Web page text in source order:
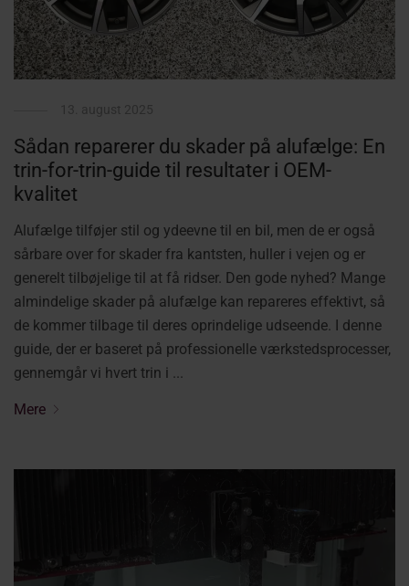
Sådan reparerer du skader på alufælge: En
trin-for-trin-guide til resultater i OEM-
kvalitet
Alufælge tilføjer stil og ydeevne til en bil, men de er også
sårbare over for skader fra kantsten, huller i vejen og er
generelt tilbøjelige til at få ridser. Den gode nyhed? Mange
almindelige skader på alufælge kan repareres effektivt, så
de kommer tilbage til deres oprindelige udseende. I denne
guide, der er baseret på professionelle værkstedsprocesser,
gennemgår vi hvert trin i ...
Mere